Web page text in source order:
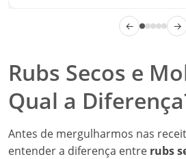
← →
Rubs Secos e
Qual a
Antes de mergulharmos nas
entender a diferença entre rubs